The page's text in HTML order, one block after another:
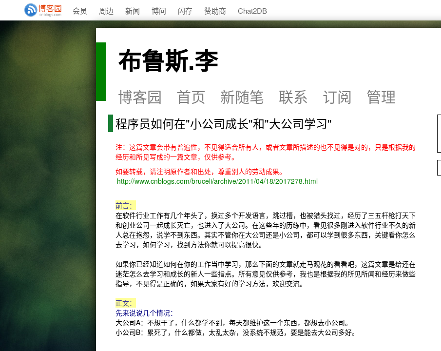
会员 周边 新闻 博问 闪存 赞助商 Chat2DB
布鲁斯.李
博客园 首页 新随笔 联系 订阅 管理
程序员如何在"小公司成长"和"大公司学习"
注：这篇文章会带有普遍性，不见得适合所有人，或者文章所描述的也不见得是对的，只是根据我的
经历和所见写成的一篇文章，仅供参考。
如要转载，请注明原作者和出处，尊重别人的劳动成果。
http://www.cnblogs.com/bruceli/archive/2011/04/18/2017278.html
前言：
在软件行业工作有几个年头了，换过多个开发语言，跳过槽，也被猎头找过，经历了三五杆枪打天下
和创业公司一起成长灭亡，也进入了大公司。在这些年的历练中，看见很多刚进入软件行业不久的新
人总在抱怨，说学不到东西。其实不管你在大公司还是小公司，都可以学到很多东西，关键看你怎么
去学习，如何学习，找到方法你就可以提高很快。
如果你已经知道如何在你的工作当中学习，那么下面的文章就走马观花的看看吧，这篇文章是给还在
迷茫怎么去学习和成长的新人一些指点。所有意见仅供参考，我也是根据我的所见所闻和经历来做些
指导，不见得是正确的，如果大家有好的学习方法，欢迎交流。
正文：
先来说说几个情况：
大公司A：不想干了，什么都学不到，每天都维护这一个东西，都想去小公司。
小公司B：累死了，什么都做，太乱太杂，没系统不规范，要是能去大公司多好。